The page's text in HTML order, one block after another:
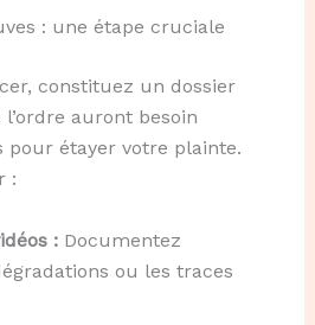
: une étape cruciale
constituez un dossier
auront besoin
pour étayer votre plainte.
:
:Documentez
ou les traces